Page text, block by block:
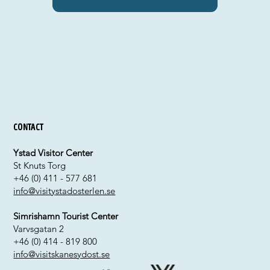
Contact
Ystad Visitor Center
St Knuts Torg
+46 (0) 411 - 577 681
info@visitystadosterlen.se
Simrishamn Tourist Center
Varvsgatan 2
+46 (0) 414 - 819 800
info@visitskanesydost.se